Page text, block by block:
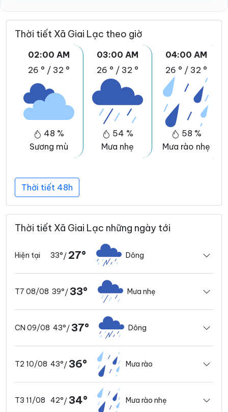
Thời tiết Xã Giai Lạc theo giờ
02:00 AM
26 ° / 32 °
48 %
Sương mù
03:00 AM
26 ° / 32 °
54 %
Mưa nhẹ
04:00 AM
26 ° / 32 °
58 %
Mưa rào nhẹ
Thời tiết 48h
Thời tiết Xã Giai Lạc những ngày tới
Hiện tại 33°/ 27° Dông
T7 08/08 39°/ 33° Mưa nhẹ
CN 09/08 43°/ 37° Dông
T2 10/08 43°/ 36° Mưa rào
T3 11/08 42°/ 34° Mưa rào nhẹ